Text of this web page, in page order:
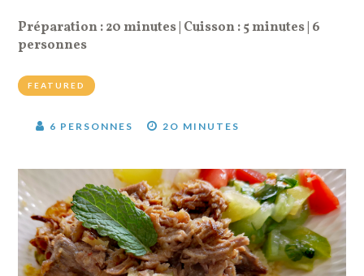
Préparation : 20 minutes | Cuisson : 5 minutes | 6
personnes
FEATURED
6 PERSONNES 2O MINUTES